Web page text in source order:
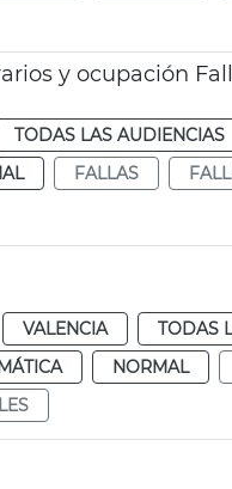
y ocupación
TODAS LAS AUDIENCIAS
FALLAS
VALENCIA TODAS
NORMAL